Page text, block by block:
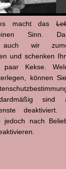
macht das
Sinn.
auch wir
und schenken
paar Kekse.
können
sind
deaktiviert.
jedoch nach